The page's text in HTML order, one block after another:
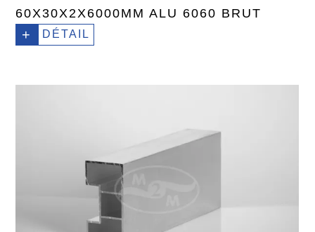
60X30X2X6000MM ALU 6060 BRUT
+ DÉTAIL